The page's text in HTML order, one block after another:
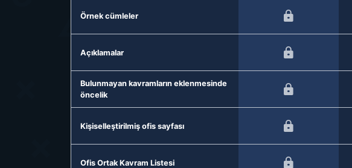
Örnek cümleler
Açıklamalar
Bulunmayan kavramların eklenmesinde
öncelik
Kişiselleştirilmiş ofis sayfası
Ofis Ortak Kavram Listesi